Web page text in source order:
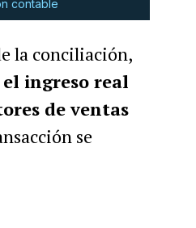
contable
la conciliación,
ingreso real
de ventas
se